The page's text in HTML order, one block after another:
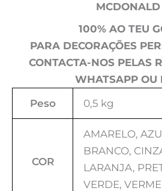
100% AO TEU
PARA DECORAÇÕES
CONTACTA-NOS PELAS
WHATSAPP OU
Peso
0,5 kg
COR
AMARELO,
BRANCO,
LARANJA,
VERDE,